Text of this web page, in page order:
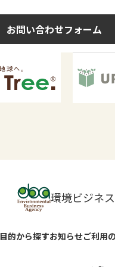
お問い合わせフォーム
環境ビジネ
目的から探すお知らせご利用